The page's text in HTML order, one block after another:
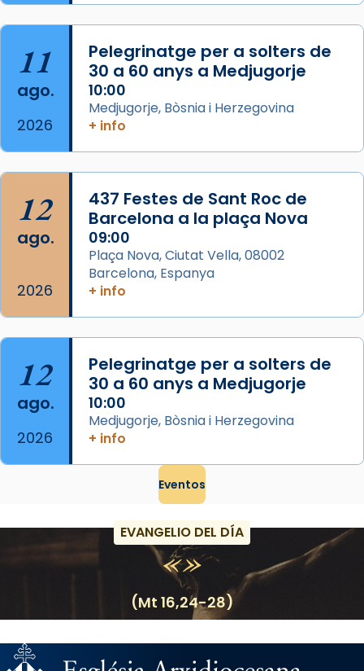
Acompanyant la història de sant Cugat, a
partir de l’Edat Mitjana sorgeix la tradició
que les santes Juliana (“relatiu a Júlia”) i
Semproniana (“relatiu a Semprònia =
eterna”) són deixebles seves. I l’any 1667, el
frare Joan Gaspar Roig, afirma en una obra
que les santes són filles de l’antiga Iluro.
Mataró en reivindicarà les relíq
Foto
View on Facebook · Share
11
ago.
2026
Pelegrinatge per a solters de
30 a 60 anys a Medjugorje
10:00
Medjugorje, Bòsnia i Herzegovina
+ info
12
ago.
2026
437 Festes de Sant Roc de
Barcelona a la plaça Nova
09:00
Plaça Nova, Ciutat Vella, 08002
Barcelona, Espanya
+ info
12
ago.
2026
Pelegrinatge per a solters de
30 a 60 anys a Medjugorje
10:00
Medjugorje, Bòsnia i Herzegovina
+ info
Eventos
EVANGELIO DEL DÍA
(Mt 16,24-28)